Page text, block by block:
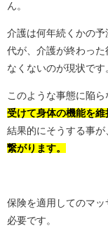
ん。
介護は何年続くかの
代が、介護が終わっ
なくないのが現状です
このような事態に陥ら
受けて身体の機能を維
結果的にそうする事が
繋がります。
保険を適用してのマ
必要です。